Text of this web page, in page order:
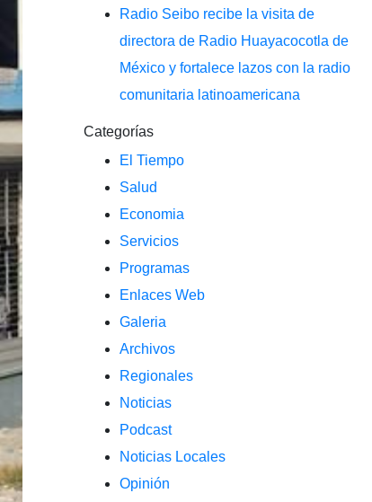
Radio Seibo recibe la visita de
directora de Radio Huayacocotla de
México y fortalece lazos con la radio
comunitaria latinoamericana
Categorías
El Tiempo
Salud
Economia
Servicios
Programas
Enlaces Web
Galeria
Archivos
Regionales
Noticias
Podcast
Noticias Locales
Opinión